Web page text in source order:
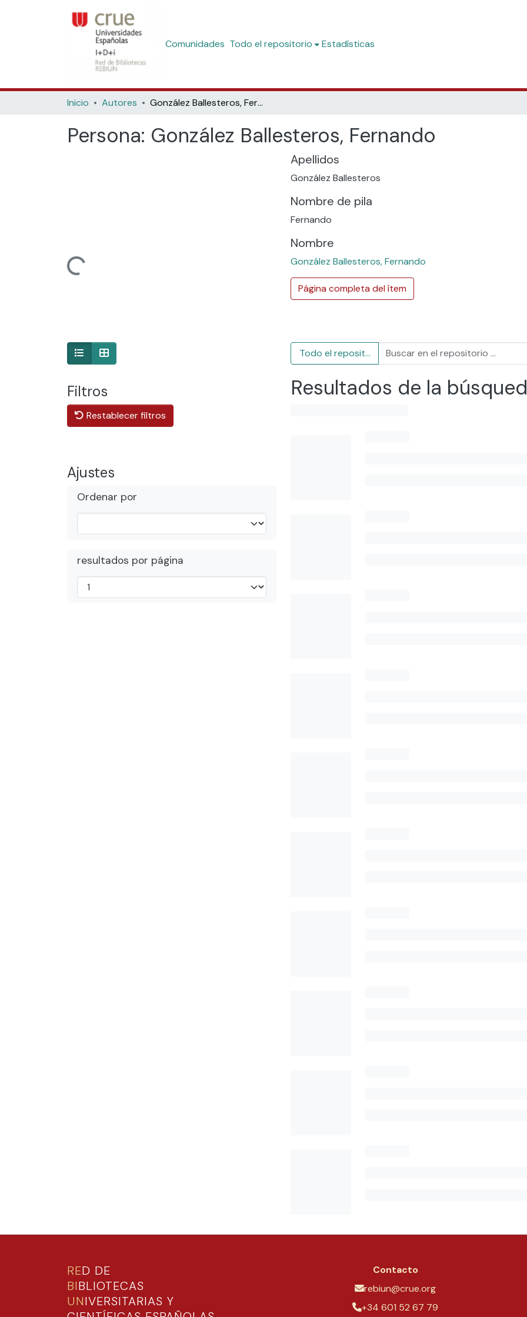
Comunidades Todo el repositorio Estadísticas
Inicio Autores González Ballesteros, Fernando
Persona: González Ballesteros, Fernando
Cargando...
Apellidos
González Ballesteros
Nombre de pila
Fernando
Nombre
González Ballesteros, Fernando
Página completa del ítem
Filtros
Restablecer filtros
Ajustes
Ordenar por
resultados por página
Todo el repositorio
Resultados de la
RED DE
BIBLIOTECAS
UNIVERSITARIAS Y
Contacto
rebiun@crue.org
+34 601 52 67 79